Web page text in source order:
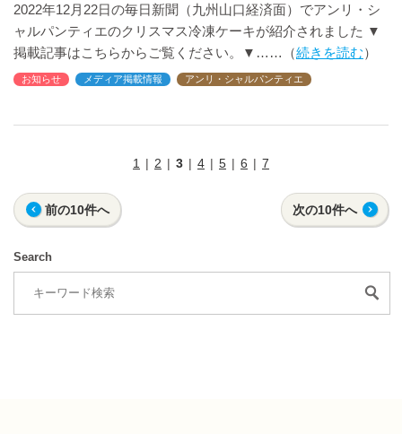
2022年12月22日の毎日新聞（九州山口経済面）でアンリ・シ
ャルパンティエのクリスマス冷凍ケーキが紹介されました ▼
掲載記事はこちらからご覧ください。▼
続きを読む
お知らせ メディア掲載情報 アンリ・シャルパンティエ
前の10件へ
1 2 3 4 5 6 7
次の10件へ
Search